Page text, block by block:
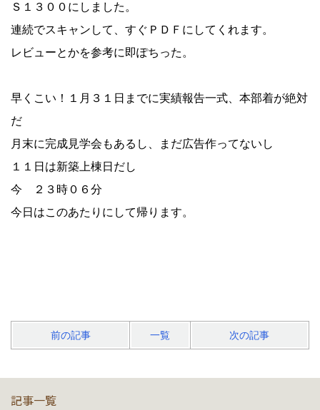
Ｓ１３００にしました。
連続でスキャンして、すぐＰＤＦにしてくれます。
レビューとかを参考に即ぽちった。
早くこい！１月３１日までに実績報告一式、本部着が絶対
だ
月末に完成見学会もあるし、まだ広告作ってないし
１１日は新築上棟日だし
今 ２３時０６分
今日はこのあたりにして帰ります。
前の記事 一覧 次の記事
記事一覧